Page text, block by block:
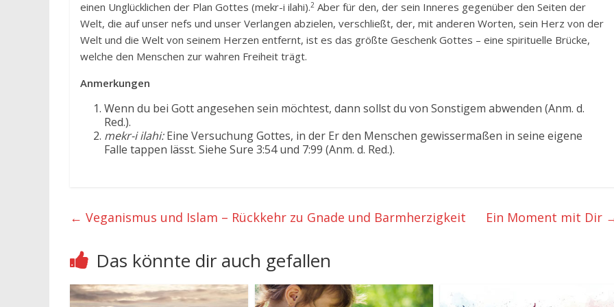
einen Unglücklichen der Plan Gottes (mekr-i ilahi).2 Aber für den, der sein Inneres gegenüber den Seiten der
Welt, die auf unser nefs und unser Verlangen abzielen, verschließt, der, mit anderen Worten, sein Herz von der
Welt und die Welt von seinem Herzen entfernt, ist es das größte Geschenk Gottes – eine spirituelle Brücke,
welche den Menschen zur wahren Freiheit trägt.
Anmerkungen
Wenn du bei Gott angesehen sein möchtest, dann sollst du von Sonstigem abwenden (Anm. d.
Red.).
mekr-i ilahi:Eine Versuchung Gottes, in der Er den Menschen gewissermaßen in seine eigene
Falle tappen lässt. Siehe Sure 3:54 und 7:99 (Anm. d. Red.).
← Veganismus und Islam – Rückkehr zu Gnade und Barmherzigkeit Ein Moment mit Dir
Das könnte dir auch gefallen